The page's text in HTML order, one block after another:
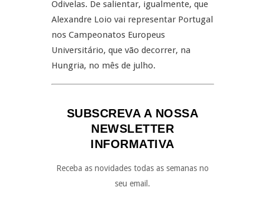
Odivelas. De salientar, igualmente, que
Alexandre Loio vai representar Portugal
nos Campeonatos Europeus
Universitário, que vão decorrer, na
Hungria, no mês de julho.
SUBSCREVA A NOSSA
NEWSLETTER
INFORMATIVA
Receba as novidades todas as semanas no
seu email.